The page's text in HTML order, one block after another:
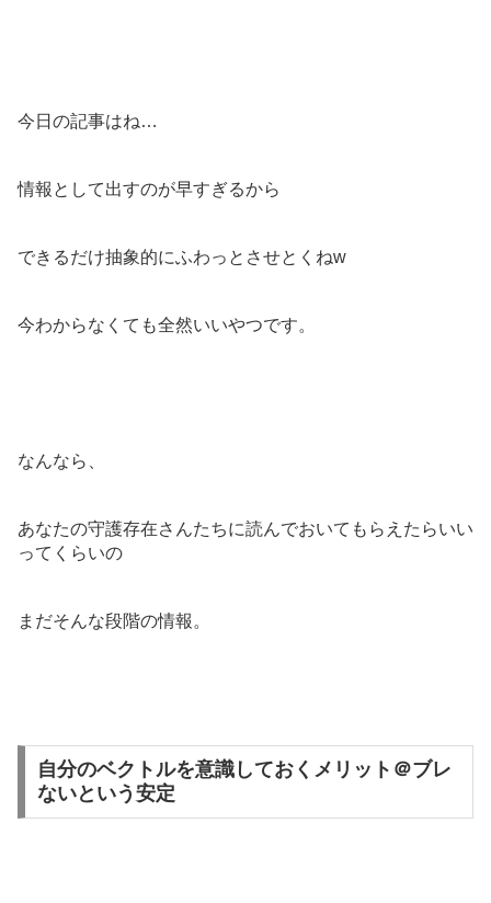
今日の記事はね…
情報として出すのが早すぎるから
できるだけ抽象的にふわっとさせとくねw
今わからなくても全然いいやつです。
なんなら、
あなたの守護存在さんたちに読んでおいてもらえたらいい
ってくらいの
まだそんな段階の情報。
自分のベクトルを意識しておくメリット＠ブレ
ないという安定